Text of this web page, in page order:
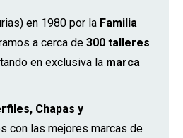
en 1980 por la Familia
a cerca de 300 talleres
en exclusiva la marca
Chapas y
con las mejores marcas de